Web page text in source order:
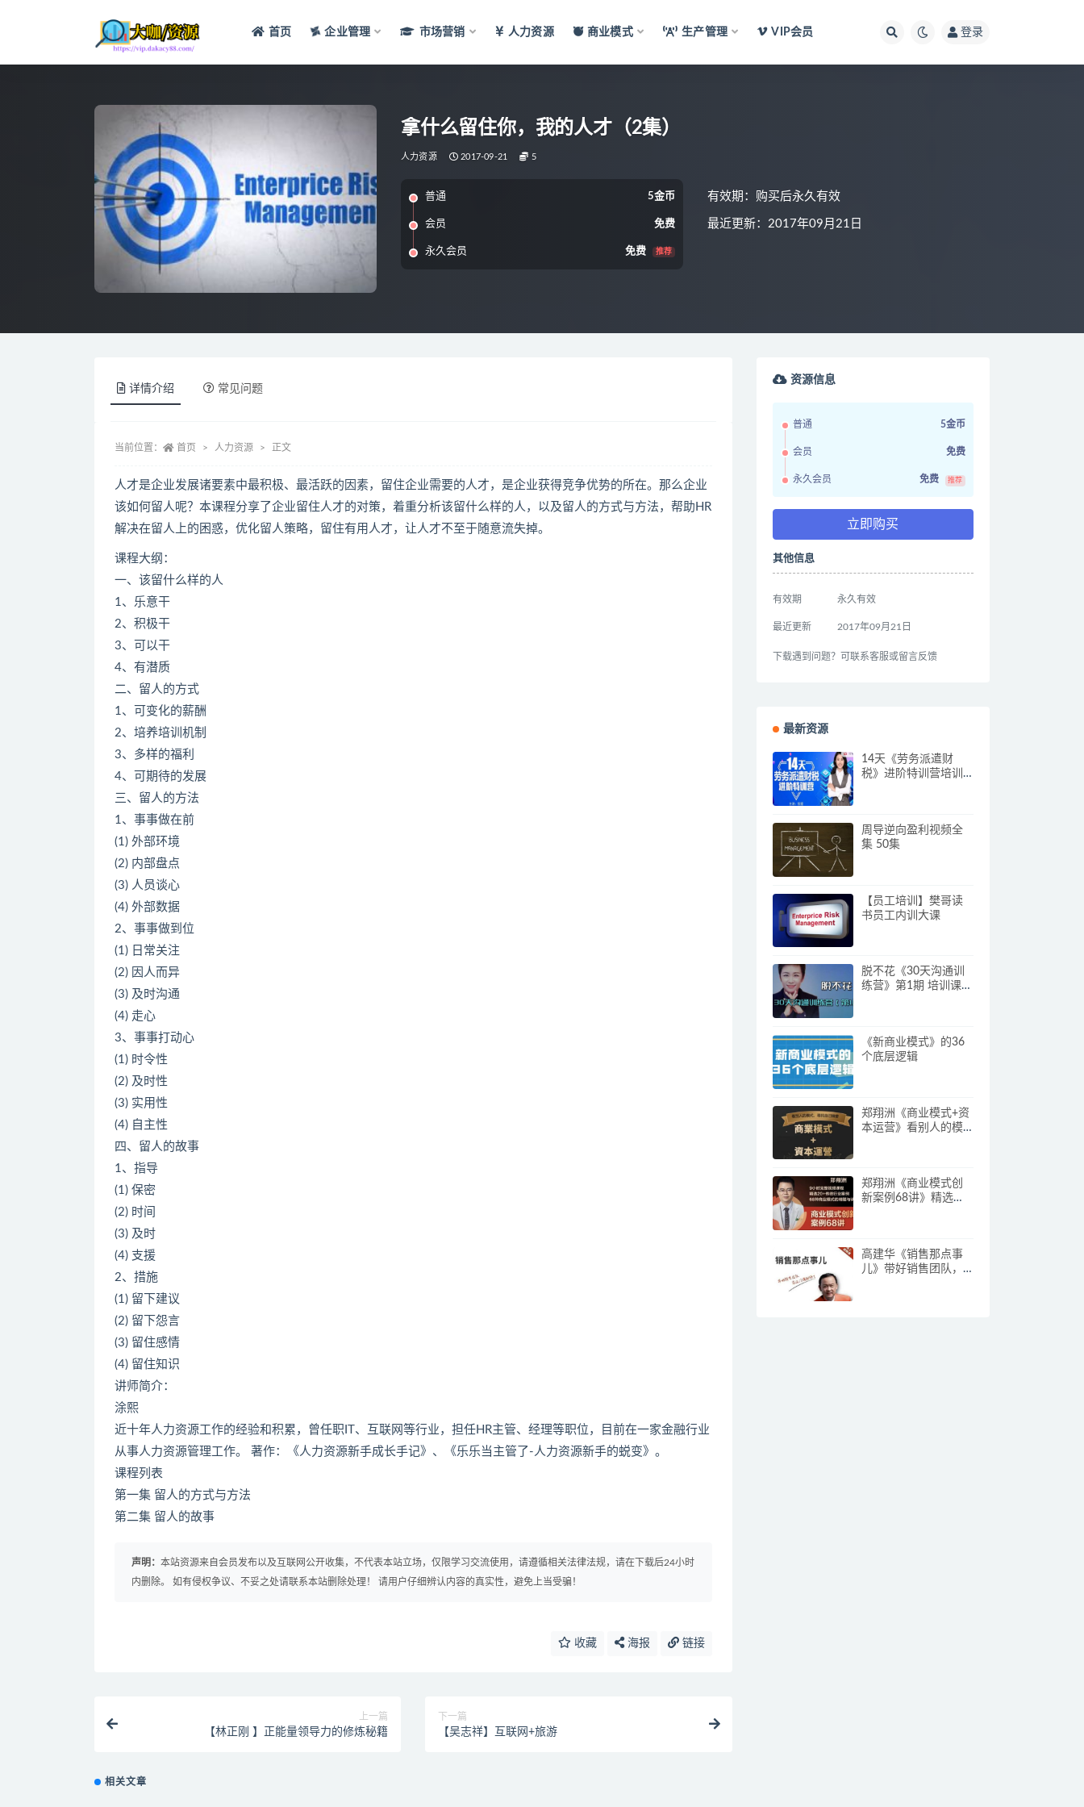
首页 企业管理 市场营销 人力资源 商业模式 生产管理 VIP会员 登录
拿什么留住你，我的人才（2集）
人力资源 2017-09-21 5
普通 5金币
会员 免费
永久会员 免费 推荐
有效期：购买后永久有效
最近更新：2017年09月21日
详情介绍 常见问题
当前位置： 首页 人力资源 正文
人才是企业发展诸要素中最积极、最活跃的因素，留住企业需要的人才，是企业获得竞争优势的所在。那么企业
该如何留人呢？本课程分享了企业留住人才的对策，着重分析该留什么样的人，以及留人的方式与方法，帮助HR
解决在留人上的困惑，优化留人策略，留住有用人才，让人才不至于随意流失掉。
课程大纲：
一、该留什么样的人
1、乐意干
2、积极干
3、可以干
4、有潜质
二、留人的方式
1、可变化的薪酬
2、培养培训机制
3、多样的福利
4、可期待的发展
三、留人的方法
1、事事做在前
(1) 外部环境
(2) 内部盘点
(3) 人员谈心
(4) 外部数据
2、事事做到位
(1) 日常关注
(2) 因人而异
(3) 及时沟通
(4) 走心
3、事事打动心
(1) 时令性
(2) 及时性
(3) 实用性
(4) 自主性
四、留人的故事
1、指导
(1) 保密
(2) 时间
(3) 及时
(4) 支援
2、措施
(1) 留下建议
(2) 留下怨言
(3) 留住感情
(4) 留住知识
讲师简介：
涂熙
近十年人力资源工作的经验和积累，曾任职IT、互联网等行业，担任HR主管、经理等职位，目前在一家金融行业
从事人力资源管理工作。 著作：《人力资源新手成长手记》、《乐乐当主管了-人力资源新手的蜕变》。
课程列表
第一集 留人的方式与方法
第二集 留人的故事
声明： 本站资源来自会员发布以及互联网公开收集，不代表本站立场，仅限学习交流使用，请遵循相关法律法规，请在下载后24小时
内删除。 如有侵权争议、不妥之处请联系本站删除处理！ 请用户仔细辨认内容的真实性，避免上当受骗！
收藏 海报 链接
上一篇
【林正刚 】正能量领导力的修炼秘籍
下一篇
【吴志祥】互联网+旅游
相关文章
资源信息
普通 5金币
会员 免费
永久会员 免费 推荐
立即购买
其他信息
有效期 永久有效
最近更新 2017年09月21日
下载遇到问题？可联系客服或留言反馈
最新资源
14天《劳务派遣财
税》进阶特训营培训
周导逆向盈利视频全
集 50集
【员工培训】樊哥读
书员工内训大课
脱不花《30天沟通训
练营》第1期 培训课程
《新商业模式》的36
个底层逻辑
郑翔洲《商业模式+资
本运营》看别人的模
郑翔洲《商业模式创
新案例68讲》精选
高建华《销售那点事
儿》带好销售团队，